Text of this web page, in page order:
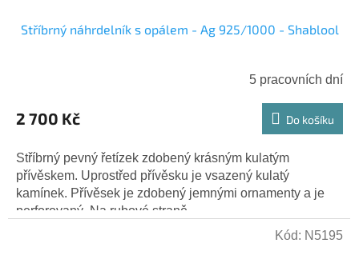
Stříbrný náhrdelník s opálem - Ag 925/1000 - Shablool
5 pracovních dní
2 700 Kč Do košíku
Stříbrný pevný řetízek zdobený krásným kulatým
přívěskem. Uprostřed přívěsku je vsazený kulatý
kamínek. Přívěsek je zdobený jemnými ornamenty a je
perforovaný. Na rubové straně...
Kód: N5195